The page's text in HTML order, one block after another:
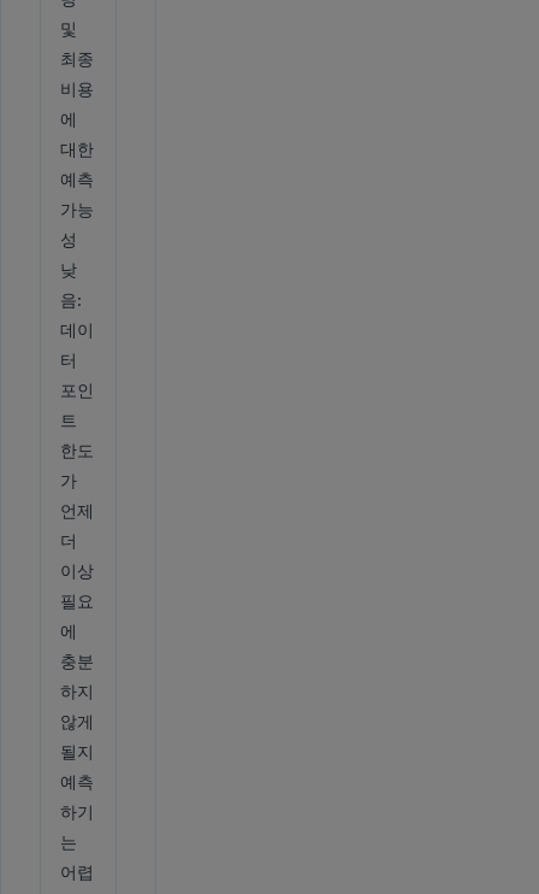
및
최종
비용
에
대한
예측
가능
성
낮
음:
데이
터
포인
트
한도
가
언제
더
이상
필요
에
충분
하지
않게
될지
예측
하기
는
어렵